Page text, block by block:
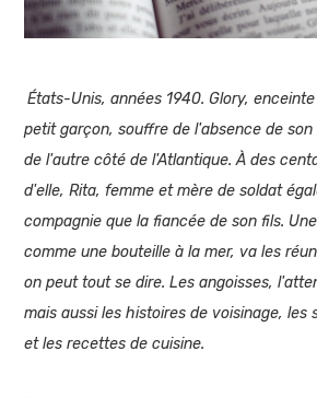
États-Unis, années 1940. Glory,
petit garçon, souffre de l'absence de
de l'autre côté de l'Atlantique. À des
d'elle, Rita, femme et mère de soldat
compagnie que la fiancée de son fils.
comme une bouteille à la mer, va les
on peut tout se dire. Les angoisses,
mais aussi les histoires de voisinage, les
et les recettes de cuisine.